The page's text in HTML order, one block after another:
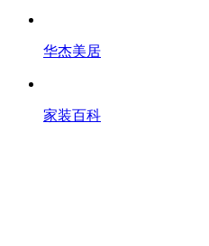
华杰美居
家装百科